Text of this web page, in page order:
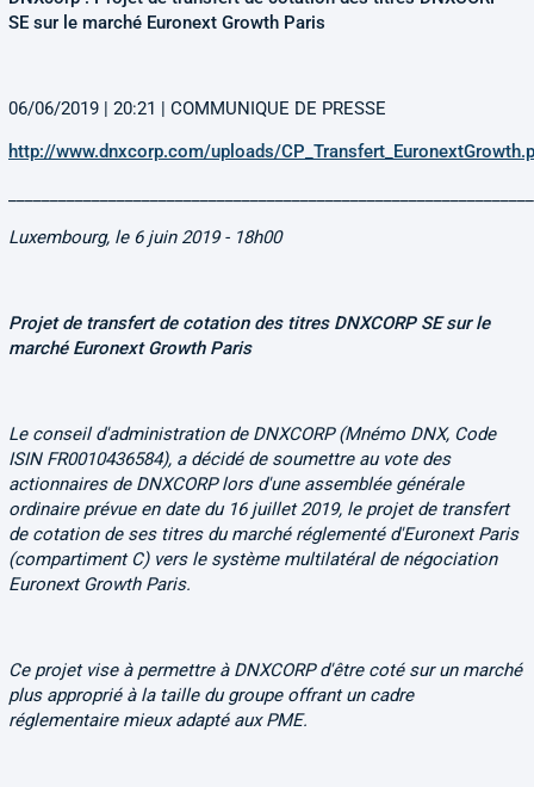
SE sur le marché Euronext Growth Paris
06/06/2019 | 20:21 | COMMUNIQUE DE PRESSE
http://www.dnxcorp.com/uploads/
Luxembourg, le 6 juin 2019 - 18h00
Projet de transfert de cotation des titres DNXCORP SE sur le
marché Euronext Growth Paris
Le conseil d'administration de DNXCORP (Mnémo DNX, Code
ISIN FR0010436584), a décidé de soumettre au vote des
actionnaires de DNXCORP lors d'une assemblée générale
ordinaire prévue en date du 16 juillet 2019, le projet de transfert
de cotation de ses titres du marché réglementé d'Euronext Paris
(compartiment C) vers le système multilatéral de négociation
Euronext Growth Paris.
Ce projet vise à permettre à DNXCORP d'être coté sur un marché
plus approprié à la taille du groupe offrant un cadre
réglementaire mieux adapté aux PME.